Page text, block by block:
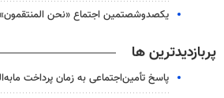
یکصدوشصتمین اجتماع «نحن
پربازدیدترین ها
پاسخ تأمین‌اجتماعی به زمان پرداخت